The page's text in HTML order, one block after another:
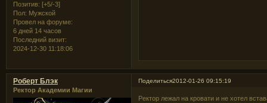
Позитив: [+5/-3]
Пол: Мужской
Провел на форуме:
6 дней 14 часов
Последний визит:
2024-12-30 11:18:06
Поделиться2012-01-26 09:15:19
Роберт Блэк
Ректор Академии Магии
Ректор лежал на кровати и не хотел